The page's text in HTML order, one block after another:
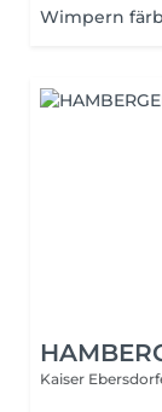
Wimpern
Kaiser